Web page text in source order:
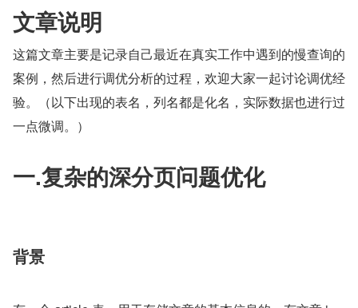
文章说明
这篇文章主要是记录自己最近在真实工作中遇到的慢查询的
案例，然后进行调优分析的过程，欢迎大家一起讨论调优经
验。（以下出现的表名，列名都是化名，实际数据也进行过
一点微调。）
一.复杂的深分页问题优化
背景